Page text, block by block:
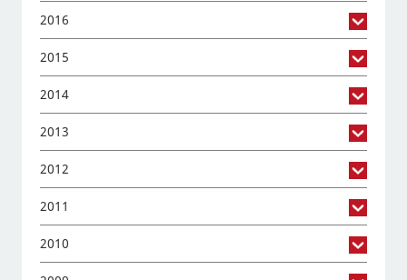
2016
2015
2014
2013
2012
2011
2010